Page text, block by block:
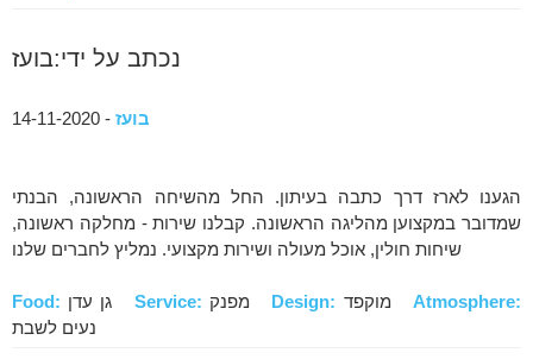
נכתב על ידי:בועז
בועז - 14-11-2020
הגענו לארז דרך כתבה בעיתון. החל מהשיחה הראשונה, הבנתי
שמדובר במקצוען מהליגה הראשונה. קבלנו שירות - מחלקה ראשונה,
שיחות חולין, אוכל מעולה ושירות מקצועי. נמליץ לחברים שלנו
Food: Service: Design:
Atmosphere:
נעים לשבת